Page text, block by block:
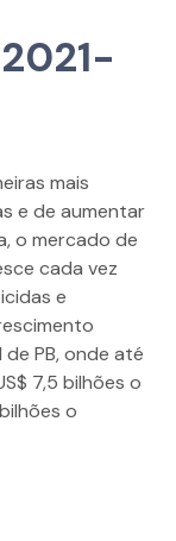
mais
e de aumentar
o mercado de
cada vez
e
PB, onde até
7,5 bilhões o
o